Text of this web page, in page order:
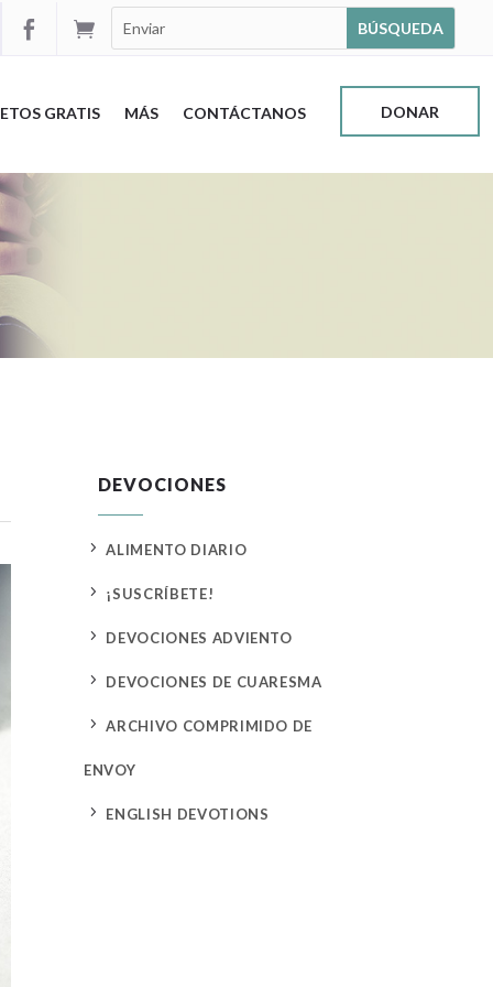


GRATIS MÁS CONTÁCTANOS DONAR
DEVOCIONES
5 ALIMENTO DIARIO
5 ¡SUSCRÍBETE!
5 DEVOCIONES ADVIENTO
5 DEVOCIONES DE CUARESMA
5 ARCHIVO COMPRIMIDO DE
ENVOY
5 ENGLISH DEVOTIONS